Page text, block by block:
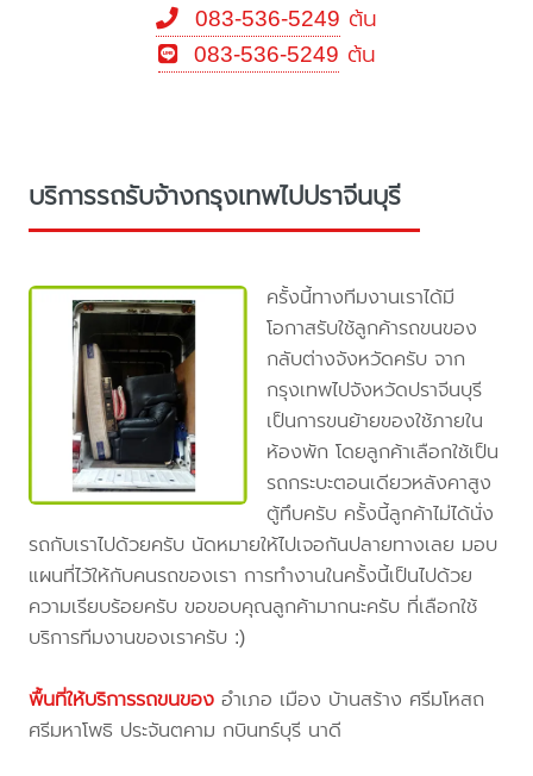
083-536-5249 ต้น
083-536-5249 ต้น
บริการรถรับจ้างกรุงเทพไปปราจีนบุรี
ครั้งนี้ทางทีมงานเราได้มี
โอกาสรับใช้ลูกค้ารถขนของ
กลับต่างจังหวัดครับ จาก
กรุงเทพไปจังหวัดปราจีนบุรี
เป็นการขนย้ายของใช้ภายใน
ห้องพัก โดยลูกค้าเลือกใช้เป็น
รถกระบะตอนเดียวหลังคาสูง
ตู้ทึบครับ ครั้งนี้ลูกค้าไม่ได้นั่ง
รถกับเราไปด้วยครับ นัดหมายให้ไปเจอกันปลายทางเลย มอบ
แผนที่ไว้ให้กับคนรถของเรา การทำงานในครั้งนี้เป็นไปด้วย
ความเรียบร้อยครับ ขอขอบคุณลูกค้ามากนะครับ ที่เลือกใช้
บริการทีมงานของเราครับ :)
พื้นที่ให้บริการรถขนของ อำเภอ เมือง บ้านสร้าง ศรีมโหสถ
ศรีมหาโพธิ ประจันตคาม กบินทร์บุรี นาดี